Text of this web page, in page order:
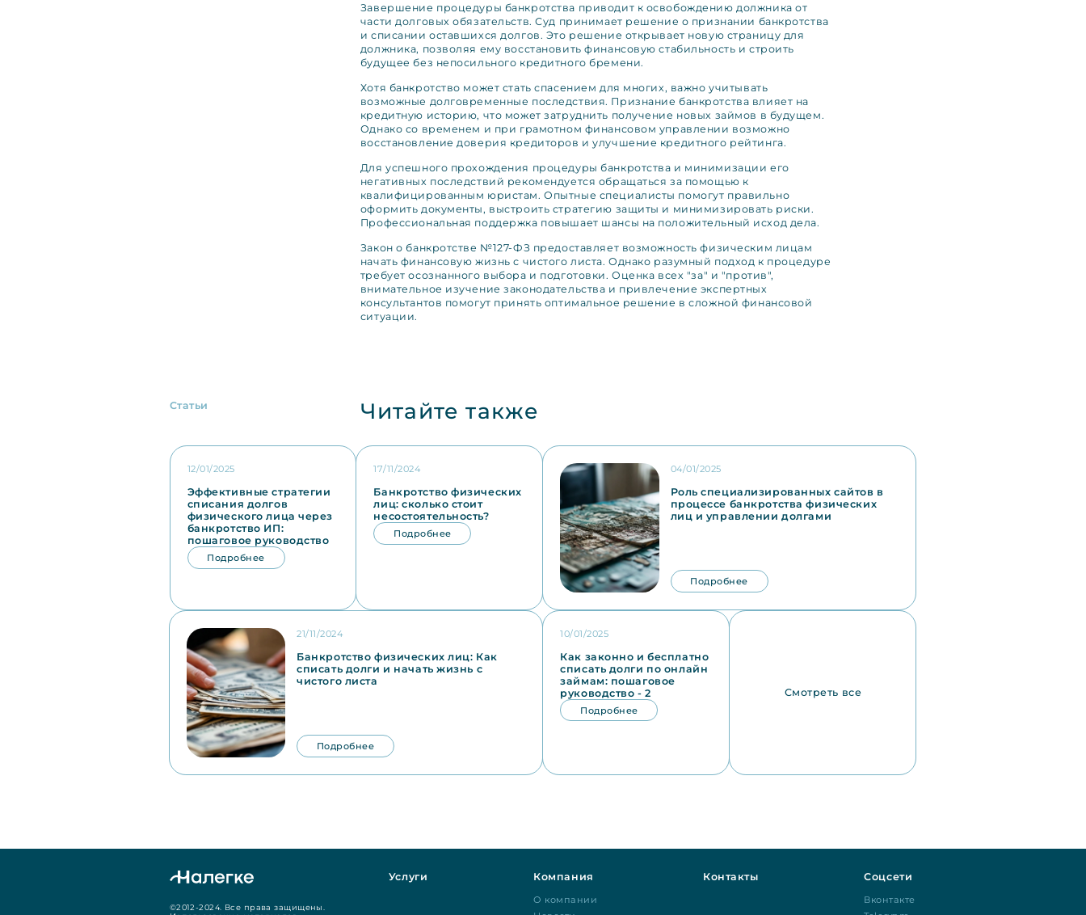
Завершение процедуры банкротства приводит к освобождению должника от
части долговых обязательств. Суд принимает решение о признании банкротства
и списании оставшихся долгов. Это решение открывает новую страницу для
должника, позволяя ему восстановить финансовую стабильность и строить
будущее без непосильного кредитного бремени.
Хотя банкротство может стать спасением для многих, важно учитывать
возможные долговременные последствия. Признание банкротства влияет на
кредитную историю, что может затруднить получение новых займов в будущем.
Однако со временем и при грамотном финансовом управлении возможно
восстановление доверия кредиторов и улучшение кредитного рейтинга.
Для успешного прохождения процедуры банкротства и минимизации его
негативных последствий рекомендуется обращаться за помощью к
квалифицированным юристам. Опытные специалисты помогут правильно
оформить документы, выстроить стратегию защиты и минимизировать риски.
Профессиональная поддержка повышает шансы на положительный исход дела.
Закон о банкротстве №127-ФЗ предоставляет возможность физическим лицам
начать финансовую жизнь с чистого листа. Однако разумный подход к процедуре
требует осознанного выбора и подготовки. Оценка всех "за" и "против",
внимательное изучение законодательства и привлечение экспертных
консультантов помогут принять оптимальное решение в сложной финансовой
ситуации.
Статьи Читайте также
12/01/2025
Эффективные стратегии
списания долгов
физического лица через
банкротство ИП:
пошаговое руководство
Подробнее
17/11/2024
Банкротство физических
лиц: сколько стоит
несостоятельность?
Подробнее
04/01/2025
Роль специализированных сайтов в
процессе банкротства физических
лиц и управлении долгами
Подробнее
21/11/2024
Банкротство физических лиц: Как
списать долги и начать жизнь с
чистого листа
Подробнее
10/01/2025
Как законно и бесплатно
списать долги по онлайн
займам: пошаговое
руководство - 2
Подробнее
Смотреть все
©2012-2024. Все права защищены.
Услуги Компания
О компании
Контакты Соцсети
Вконтакте